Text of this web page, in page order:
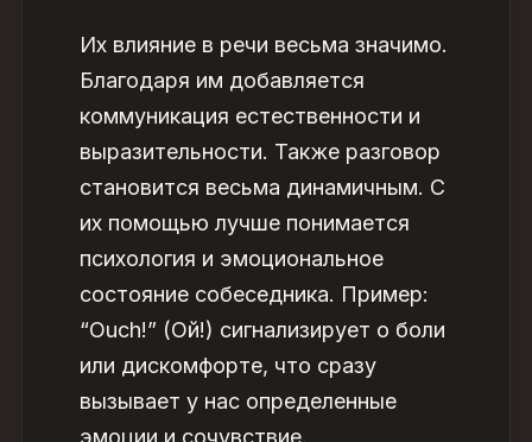
Их влияние в речи весьма значимо.
Благодаря им добавляется
коммуникация естественности и
выразительности. Также разговор
становится весьма динамичным. С
их помощью лучше понимается
психология и эмоциональное
состояние собеседника. Пример:
“Ouch!” (Ой!) сигнализирует о боли
или дискомфорте, что сразу
вызывает у нас определенные